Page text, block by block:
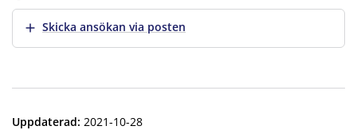
Visa merSkicka ansökan via posten
Uppdaterad: 2021-10-28